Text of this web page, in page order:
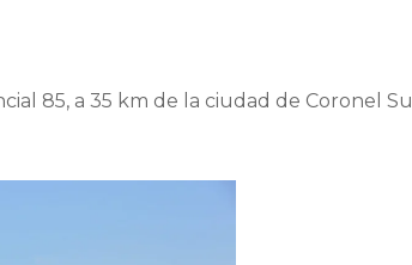
85, a 35 km de la ciudad de Coronel